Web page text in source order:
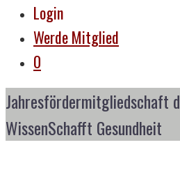
Login
Werde Mitglied
0
Jahresfördermitgliedschaft
WissenSchafft Gesundheit